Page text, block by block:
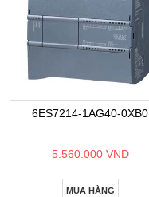
6ES7214-1AG40-0XB0
5.560.000 VND
MUA HÀNG